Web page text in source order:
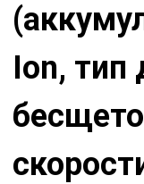
Ion, тип